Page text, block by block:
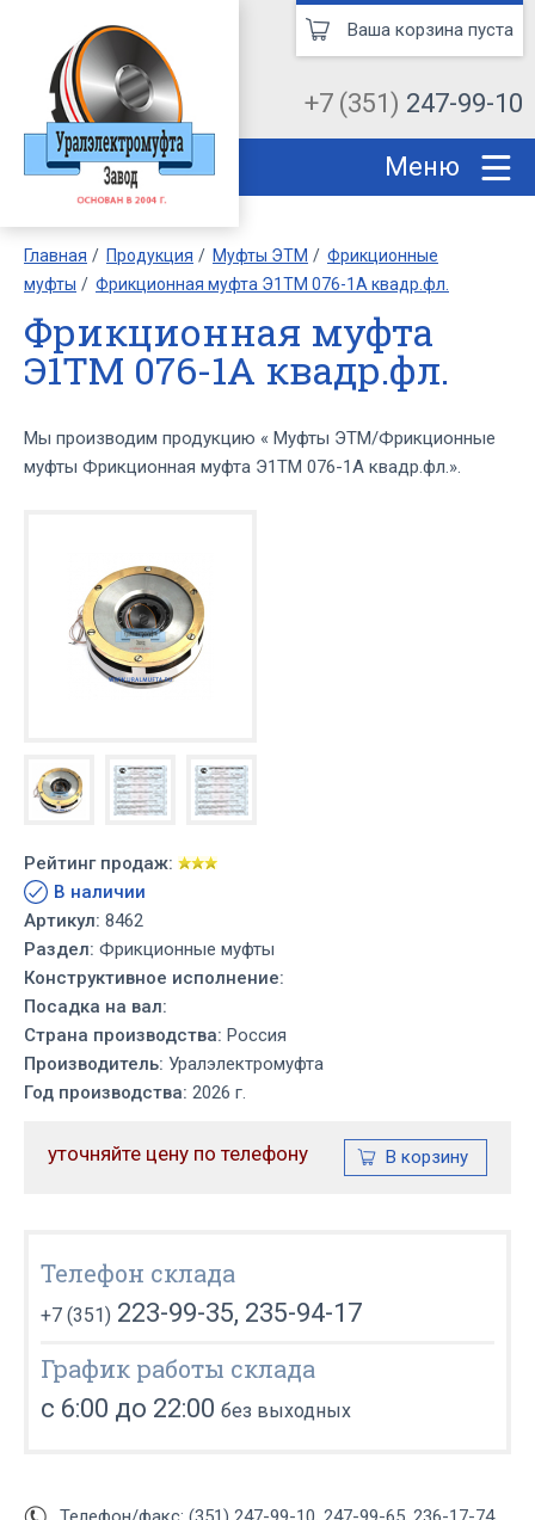
+7 (351) 247-99-10
Ваша корзина пуста
Меню
Главная Продукция Муфты ЭТМ
Фрикционные
муфты
Фрикционная муфта Э1ТМ 076-1А квадр.фл.
Фрикционная муфта
Э1ТМ 076-1А квадр.фл.
Мы производим продукцию « Муфты ЭТМ/Фрикционные
муфты Фрикционная муфта Э1ТМ 076-1А квадр.фл.».
Рейтинг продаж:
В наличии
Артикул: 8462
Раздел: Фрикционные муфты
Конструктивное исполнение:
Посадка на вал:
Страна производства: Россия
Производитель: Уралэлектромуфта
Год производства: 2026 г.
уточняйте цену по телефону
Телефон склада
+7 (351) 223-99-35, 235-94-17
График работы склада
с 6:00 до 22:00 без выходных